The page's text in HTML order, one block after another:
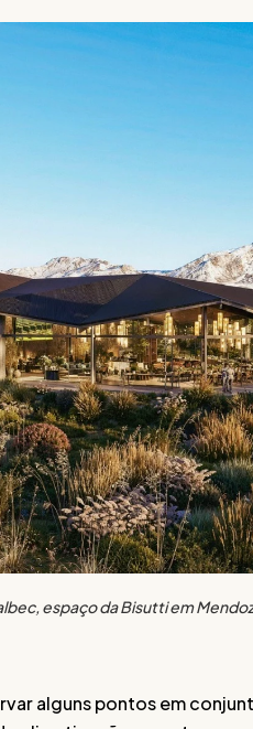
espaço da Bisutti em
alguns pontos em